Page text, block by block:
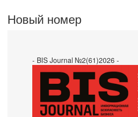
Новый номер
- BIS Journal №2(61)2026 -